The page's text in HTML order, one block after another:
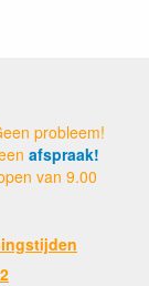
probleem!
afspraak!
van 9.00